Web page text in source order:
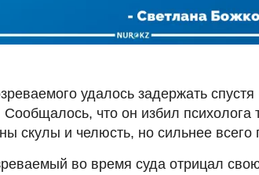
удалось задержать спустя
что он избил психолога
скулы и челюсть, но сильнее всего
во время суда отрицал